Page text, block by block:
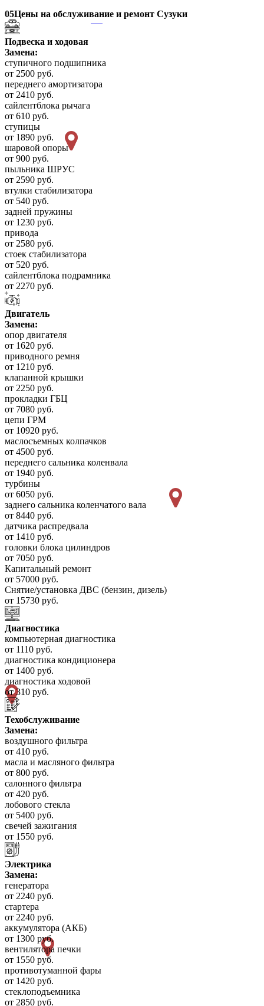
05Цены на обслуживание и ремонт Сузуки
Подвеска и ходовая
Замена:
ступичного подшипника
от 2500 руб.
переднего амортизатора
от 2410 руб.
сайлентблока рычага
от 610 руб.
ступицы
от 1890 руб.
шаровой опоры
от 900 руб.
пыльника ШРУС
от 2590 руб.
втулки стабилизатора
от 540 руб.
задней пружины
от 1230 руб.
привода
от 2580 руб.
стоек стабилизатора
от 520 руб.
сайлентблока подрамника
от 2270 руб.
Двигатель
Замена:
опор двигателя
от 1620 руб.
приводного ремня
от 1210 руб.
клапанной крышки
от 2250 руб.
прокладки ГБЦ
от 7080 руб.
цепи ГРМ
от 10920 руб.
маслосъемных колпачков
от 4500 руб.
переднего сальника коленвала
от 1940 руб.
турбины
от 6050 руб.
заднего сальника коленчатого вала
от 8440 руб.
датчика распредвала
от 1410 руб.
головки блока цилиндров
от 7050 руб.
Капитальный ремонт
от 57000 руб.
Снятие/установка ДВС (бензин, дизель)
от 15730 руб.
Диагностика
компьютерная диагностика
от 1110 руб.
диагностика кондиционера
от 1400 руб.
диагностика ходовой
от 310 руб.
Техобслуживание
Замена:
воздушного фильтра
от 410 руб.
масла и масляного фильтра
от 800 руб.
салонного фильтра
от 420 руб.
лобового стекла
от 5400 руб.
свечей зажигания
от 1550 руб.
Электрика
Замена:
генератора
от 2240 руб.
стартера
от 2240 руб.
аккумулятора (АКБ)
от 1300 руб.
вентилятора печки
от 1550 руб.
противотуманной фары
от 1420 руб.
стеклоподъемника
от 2850 руб.